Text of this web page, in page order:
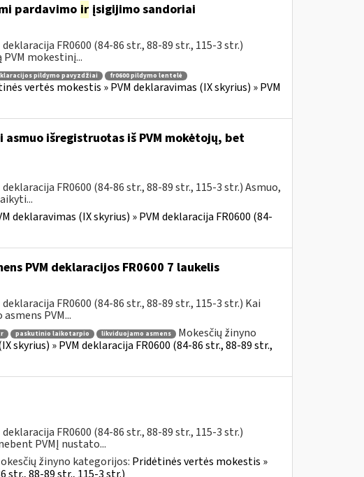
pardavimo irįsigijimo sandoriai
FR0600 (84-86 str., 88-89 str., 115-3 str.)
mokestinį...
pildymo pavyzdžiai
fr0600 pildymo lentelė
vertės mokestis » PVM deklaravimas (IX skyrius) » PVM
išregistruotas iš PVM mokėtojų, bet
FR0600 (84-86 str., 88-89 str., 115-3 str.) Asmuo,
deklaravimas (IX skyrius) » PVM deklaracija FR0600 (84-
PVM deklaracijos FR0600 7 laukelis
FR0600 (84-86 str., 88-89 str., 115-3 str.) Kai
PVM...
paskutinio laikotarpio likviduojamo asmens
Mokesčių žinyno
skyrius) » PVM deklaracija FR0600 (84-86 str., 88-89 str.,
FR0600 (84-86 str., 88-89 str., 115-3 str.)
PVMĮ nustato...
žinyno kategorijos: Pridėtinės vertės mokestis »